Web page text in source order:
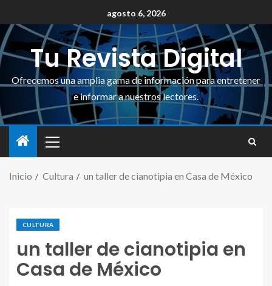
agosto 6, 2026
Tu Revista Digital
Ofrecemos una amplia gama de información para entretener
e informar a nuestros lectores.
Inicio Cultura un taller de cianotipia en Casa de México
CULTURA
un taller de cianotipia en
Casa de México